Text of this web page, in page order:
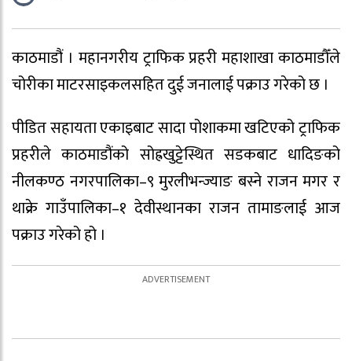
काठमाडौं । महानगरीय ट्राफिक प्रहरी महाशाखा काठमाडौँले
चोरीका माटरसाइकलसहित दुई जनालाई पक्राउ गरेको छ ।
पीडित सहायता एकाइबाट सादा पोशाकमा खटिएको ट्राफिक
प्रहरीले काठमाडौंको सोह्रखुट्टेस्थित सडकबाट धादिङको
नीलकण्ठ नगरपालिका–९ मुरलीभन्ज्याङ बस्ने राजन मगर र
थाक्रे गाउँपालिका–१ देवीस्थानका राजन तामाङलाई आज
पक्राउ गरेको हो ।